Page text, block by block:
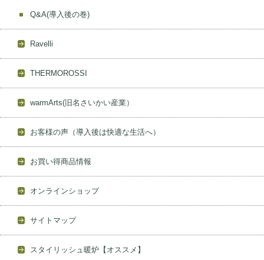
Q&A(導入後の巻)
Ravelli
THERMOROSSI
warmArts(旧名さいかい産業）
お客様の声（導入後は快適な生活へ）
お買い得商品情報
オンラインショップ
サイトマップ
スタイリッシュ暖炉【オススメ】